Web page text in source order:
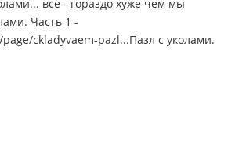
все - гораздо хуже чем мы
Часть 1 -
ckladyvaem-pazl...Пазл с уколами.